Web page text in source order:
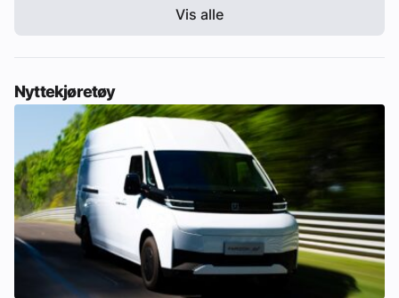
Vis alle
Nyttekjøretøy